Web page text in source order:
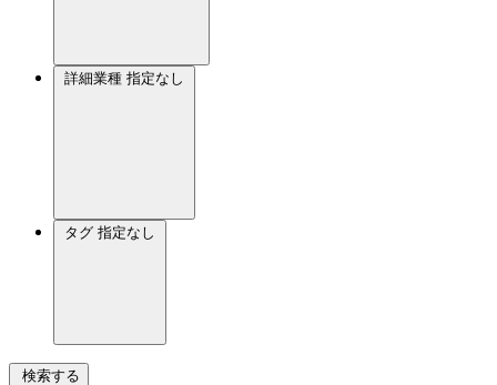
詳細業種 指定なし
タグ 指定なし
検索する